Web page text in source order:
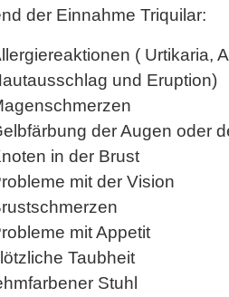
der Einnahme Triquilar:
( Urtikaria,
und Eruption)
der Augen oder
in der Brust
mit der Vision
mit Appetit
Taubheit
Stuhl